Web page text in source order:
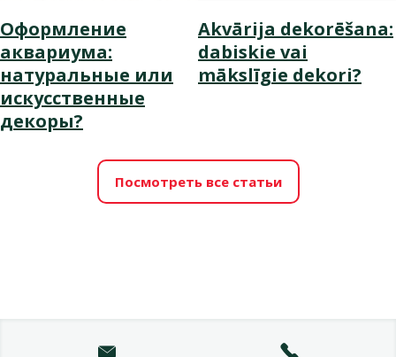
Оформление
аквариума:
натуральные или
искусственные
декоры?
Akvārija dekorēšana:
dabiskie vai
mākslīgie dekori?
Посмотреть все статьи